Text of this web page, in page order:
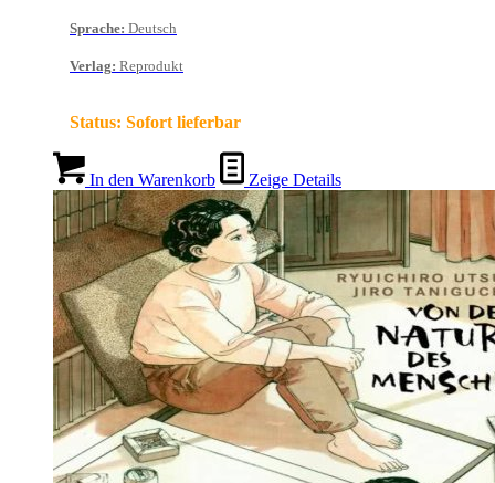
Sprache: Deutsch
Verlag: Reprodukt
Status: Sofort lieferbar
In den Warenkorb Zeige Details